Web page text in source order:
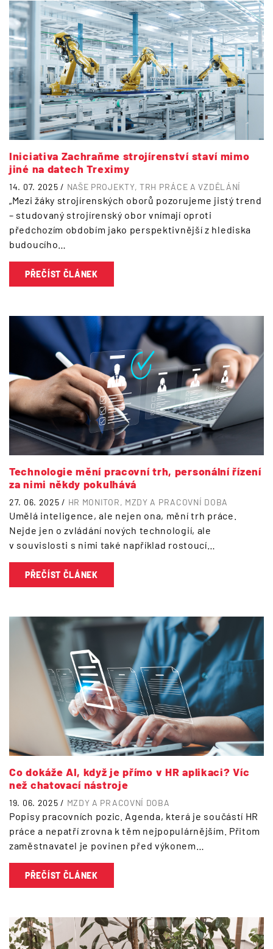
Iniciativa Zachraňme strojírenství staví mimo
jiné na datech Treximy
14. 07. 2025 / NAŠE PROJEKTY TRH PRÁCE A VZDĚLÁNÍ
„Mezi žáky strojírenských oborů pozorujeme jistý trend
– studovaný strojírenský obor vnímají oproti
předchozím obdobím jako perspektivnější z hlediska
budoucího…
PŘEČÍST ČLÁNEK
Technologie mění pracovní trh, personální řízení
za nimi někdy pokulhává
27. 06. 2025 / HR MONITOR MZDY A PRACOVNÍ DOBA
Umělá inteligence, ale nejen ona, mění trh práce.
Nejde jen o zvládání nových technologií, ale
v souvislosti s nimi také například rostoucí…
PŘEČÍST ČLÁNEK
Co dokáže AI, když je přímo v HR aplikaci? Víc
než chatovací nástroje
19. 06. 2025 / MZDY A PRACOVNÍ DOBA
Popisy pracovních pozic. Agenda, která je součástí HR
práce a nepatří zrovna k těm nejpopulárnějším. Přitom
zaměstnavatel je povinen před výkonem…
PŘEČÍST ČLÁNEK